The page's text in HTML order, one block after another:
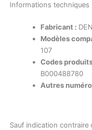
Informations techniques
Fabricant :
Modèles
107
Codes
B000488780
Autres
Sauf indication